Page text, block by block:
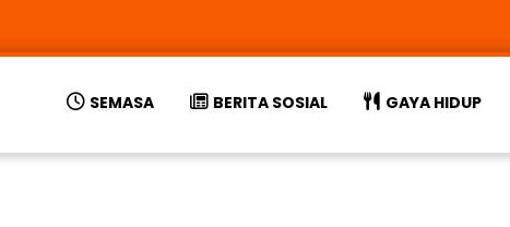
SEMASA BERITA SOSIAL GAYA HIDUP